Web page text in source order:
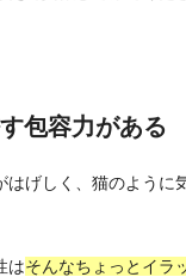
包容力がある
はげしく、猫のように
はそんなちょっとイラ